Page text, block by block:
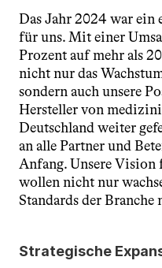
Das Jahr 2024 war ein
für uns. Mit einer
Prozent auf mehr als
nicht nur das
sondern auch unsere
Hersteller von
Deutschland weiter
an alle Partner und
Anfang. Unsere
wollen nicht nur
Standards der Branche
Strategische